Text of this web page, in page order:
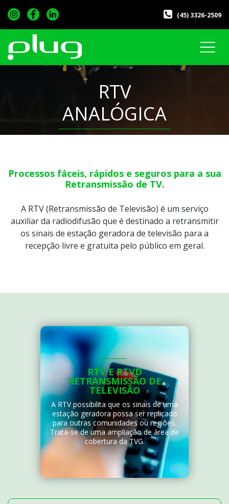
(45) 3326-2509
RTV
ANALÓGICA
Processos fáceis, rápidos e seguros para a sua
Retransmissão de TV.
A RTV (Retransmissão de Televisão) é um serviço
auxiliar da radiodifusão que é destinado a retransmitir
os sinais de estação geradora de televisão para a
recepção livre e gratuita pelo público em geral.
RTV E RTVD
RETRANSMISSÃO DE
TELEVISÃO
A RTV possibilita que os sinais de uma
estação geradora possa ser replicado
para outras comunidades ou regiões.
Trata-se de uma ampliação de área de
cobertura da TVG.